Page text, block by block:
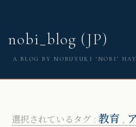
nobi_blog (JP)
A BLOG BY NOBUYUKI ‘NOBI’
選択されているタグ : 教育 ,